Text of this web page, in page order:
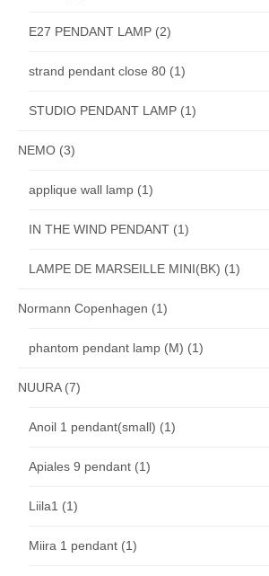
E27 PENDANT LAMP (2)
strand pendant close 80 (1)
STUDIO PENDANT LAMP (1)
NEMO (3)
applique wall lamp (1)
IN THE WIND PENDANT (1)
LAMPE DE MARSEILLE MINI(BK) (1)
Normann Copenhagen (1)
phantom pendant lamp (M) (1)
NUURA(7)
Anoil 1 pendant(small) (1)
Apiales 9 pendant (1)
Liila1 (1)
Miira 1 pendant (1)